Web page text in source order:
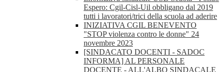
Espero: Cgil-Cisl-Uil obbligano dal 2019
tutti i lavoratori/trici della scuola ad aderire
INIZIATIVA CGIL BENEVENTO
"STOP violenza contro le donne" 24
novembre 2023
[SINDACATO DOCENTI - SADOC
INFORMA] AL PERSONALE
DOCENTE - ALL'ALBO SINDACALE